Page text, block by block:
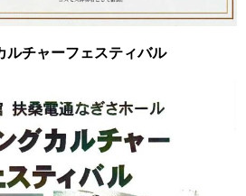
ルチャーフェスティバル